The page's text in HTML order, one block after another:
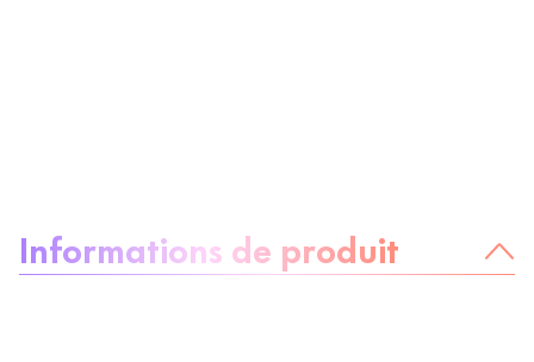
Informations de produit